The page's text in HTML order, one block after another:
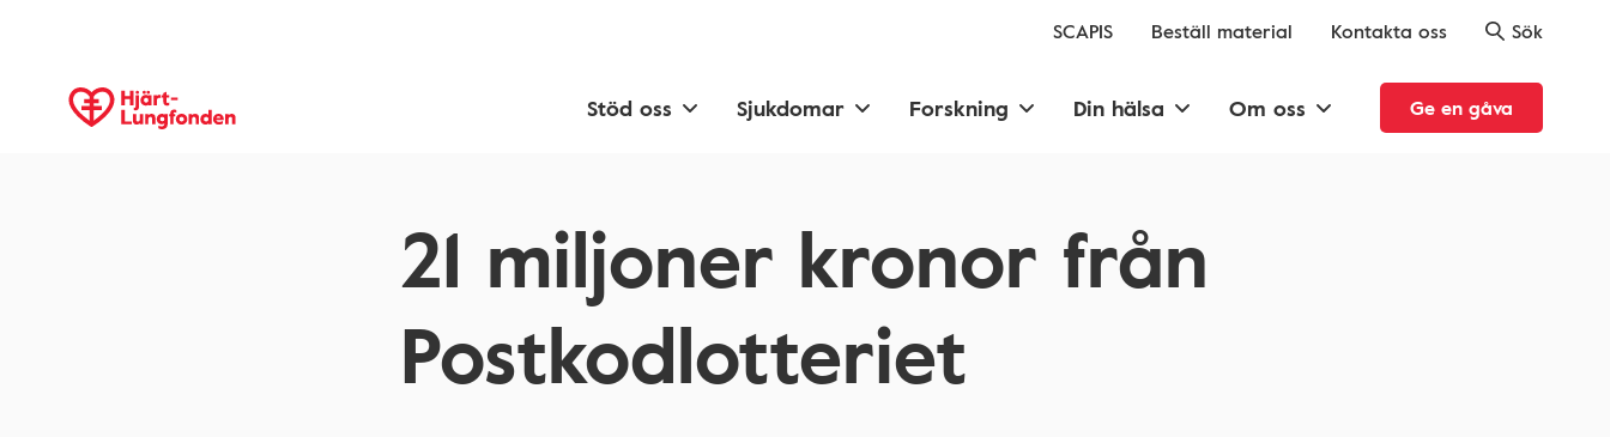
SCAPIS Beställ material Kontakta oss Sök
Stöd oss Sjukdomar Forskning Din hälsa Om oss Ge en gåva
21 miljoner kronor från
Postkodlotteriet